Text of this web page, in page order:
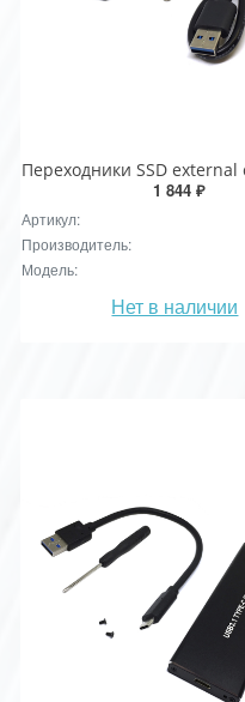
1 844 ₽
Артикул:
Производитель:
Модель:
Нет в наличии